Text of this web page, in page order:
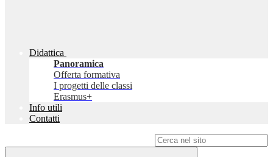
Didattica
Panoramica
Offerta formativa
I progetti delle classi
Erasmus+
Info utili
Contatti